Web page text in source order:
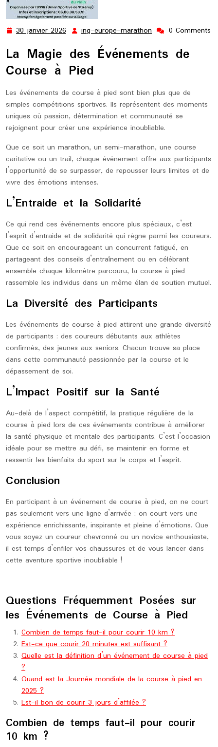
30 janvier 2026 30
2026
ing-europe-marathon ing-
marathon
0 Comments
La Magie des Événements de
Course à Pied
Les événements de course à pied sont bien plus que de
simples compétitions sportives. Ils représentent des moments
uniques où passion, détermination et communauté se
rejoignent pour créer une expérience inoubliable.
Que ce soit un marathon, un semi-marathon, une course
caritative ou un trail, chaque événement offre aux participants
l’opportunité de se surpasser, de repousser leurs limites et de
vivre des émotions intenses.
L’Entraide et la Solidarité
Ce qui rend ces événements encore plus spéciaux, c’est
l’esprit d’entraide et de solidarité qui règne parmi les coureurs.
Que ce soit en encourageant un concurrent fatigué, en
partageant des conseils d’entraînement ou en célébrant
ensemble chaque kilomètre parcouru, la course à pied
rassemble les individus dans un même élan de soutien mutuel.
La Diversité des Participants
Les événements de course à pied attirent une grande diversité
de participants : des coureurs débutants aux athlètes
confirmés, des jeunes aux seniors. Chacun trouve sa place
dans cette communauté passionnée par la course et le
dépassement de soi.
L’Impact Positif sur la Santé
Au-delà de l’aspect compétitif, la pratique régulière de la
course à pied lors de ces événements contribue à améliorer
la santé physique et mentale des participants. C’est l’occasion
idéale pour se mettre au défi, se maintenir en forme et
ressentir les bienfaits du sport sur le corps et l’esprit.
Conclusion
En participant à un événement de course à pied, on ne court
pas seulement vers une ligne d’arrivée ; on court vers une
expérience enrichissante, inspirante et pleine d’émotions. Que
vous soyez un coureur chevronné ou un novice enthousiaste,
il est temps d’enfiler vos chaussures et de vous lancer dans
cette aventure sportive inoubliable !
Questions Fréquemment Posées sur
les Événements de Course à Pied
Combien de temps faut-il pour courir 10 km ?
Est-ce que courir 20 minutes est suffisant ?
Quelle est la définition d’un événement de course à pied
?
Quand est la Journée mondiale de la course à pied en
2025 ?
Est-il bon de courir 3 jours d’affilée ?
Combien de temps faut-il pour courir
10 km ?